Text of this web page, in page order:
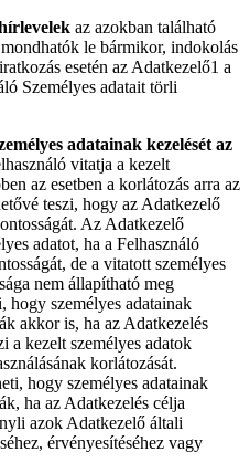
az azokban található
le bármikor, indokolás
esetén az Adatkezelő1 a
Személyes adatait törli
adatainak kezelését az
vitatja a kezelt
az esetben a korlátozás arra az
teszi, hogy az Adatkezelő
Az Adatkezelő
adatot, ha a Felhasználó
de a vitatott személyes
nem állapítható meg
hogy személyes adatainak
akkor is, ha az Adatkezelés
a kezelt személyes adatok
korlátozását.
hogy személyes adatainak
ha az Adatkezelés célja
azok Adatkezelő általi
érvényesítéséhez vagy